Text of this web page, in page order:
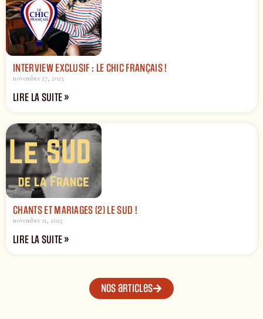
INTERVIEW EXCLUSIF : LE CHIC FRANÇAIS !
novembre 27, 2025
LIRE LA SUITE »
CHANTS ET MARIAGES (2) LE SUD !
novembre 11, 2025
LIRE LA SUITE »
Nos articles